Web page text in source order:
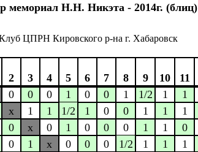
мемориал Н.Н. Никэта - 2014г. (блиц)
ЦПРН Кировского р-на г. Хабаровск
2 3 4 5 6 7 8 9 10 11
0 0 0 1 0 0 1 1/2 1 1
x 1 1 1/2 1 0 0 1 1 1
0 x 0 1 0 0 0 1 1 0
0 1 x 0 0 0 1/2 1 1 1